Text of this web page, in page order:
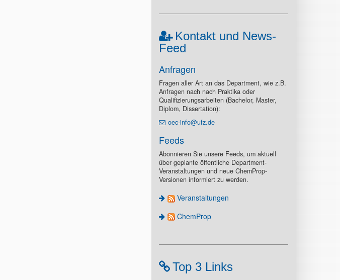
Kontakt und News-
Feed
Anfragen
Fragen aller Art an das Department, wie z.B.
Anfragen nach nach Praktika oder
Qualifizierungsarbeiten (Bachelor, Master,
Diplom, Dissertation):
oec-info@ufz.de
Feeds
Abonnieren Sie unsere Feeds, um aktuell
über geplante öffentliche Department-
Veranstaltungen und neue ChemProp-
Versionen informiert zu werden.
Veranstaltungen
ChemProp
Top 3 Links